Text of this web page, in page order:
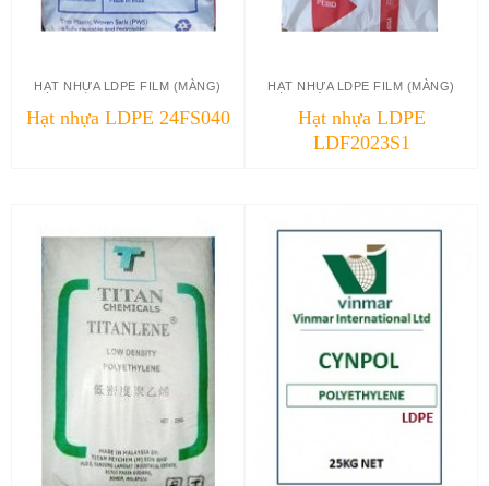
HẠT NHỰA LDPE FILM (MÀNG)
Hạt nhựa LDPE 24FS040
HẠT NHỰA LDPE FILM (MÀNG)
Hạt nhựa LDPE
LDF2023S1